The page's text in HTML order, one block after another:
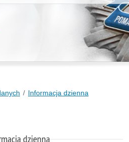
Informacja dzienna
dzienna